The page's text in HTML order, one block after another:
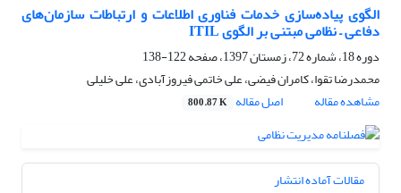
الگوی پیاده‌سازی خدمات فناوری اطلاعات و ارتباطات سازمان‌های
دفاعی – نظامی مبتنی بر الگوی ITIL
دوره 18، شماره 72، زمستان 1397، صفحه
122-138
محمدرضا تقوا، کامران فیضی، علی خاتمی فیروزآبادی، علی خلیلی
مشاهده مقاله
اصل مقاله 800.87 K
مقالات آماده انتشار